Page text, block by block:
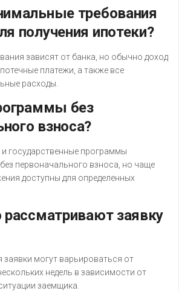
требования
получения ипотеки?
зависят от банка, но обычно доход
платежи, а также все
расходы.
без
взноса?
государственные программы
первоначального взноса, но чаще
доступны для определенных
рассматривают заявку
могут варьироваться от
недель в зависимости от
заемщика.